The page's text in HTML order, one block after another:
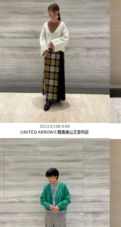
2022.01.08 0:00
UNITED ARROWS 微風南山艾妥列店